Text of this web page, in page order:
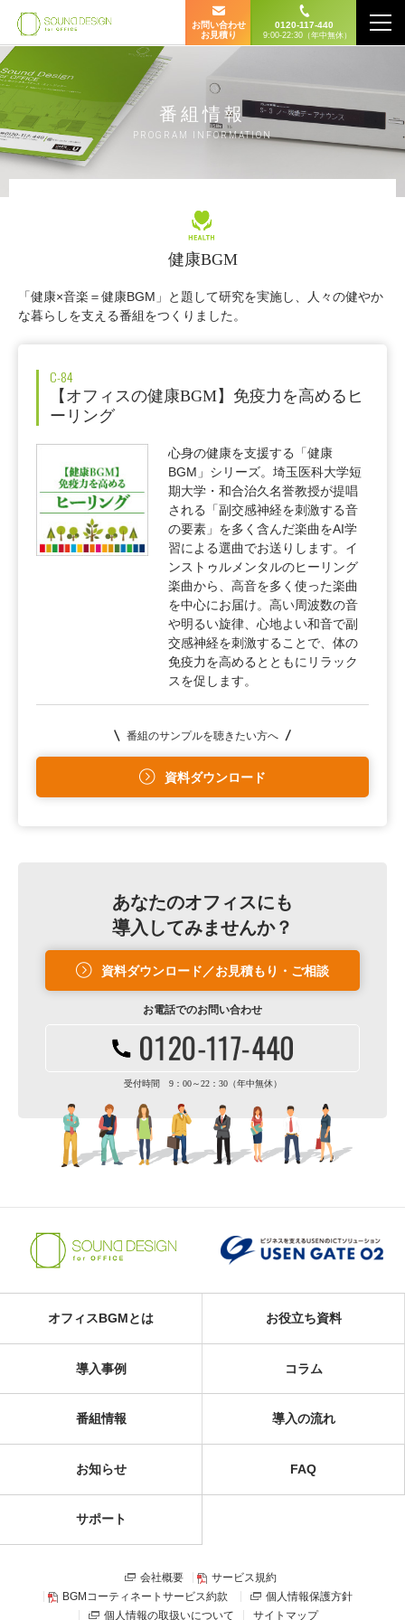
お問い合わせ
お見積り
0120-117-440
9:00-22:30（年中無休）
番組情報
PROGRAM INFORMATION
健康BGM
「健康×音楽＝健康BGM」と題して研究を実施し、人々の健やか
な暮らしを支える番組をつくりました。
C-84
【オフィスの健康BGM】免疫力を高めるヒ
ーリング
心身の健康を支援する「健康
BGM」シリーズ。埼玉医科大学短
期大学・和合治久名誉教授が提唱
される「副交感神経を刺激する音
の要素」を多く含んだ楽曲をAI学
習による選曲でお送りします。イ
ンストゥルメンタルのヒーリング
楽曲から、高音を多く使った楽曲
を中心にお届け。高い周波数の音
や明るい旋律、心地よい和音で副
交感神経を刺激することで、体の
免疫力を高めるとともにリラック
スを促します。
番組のサンプルを聴きたい方へ
資料ダウンロード
あなたのオフィスにも
導入してみませんか？
資料ダウンロード／お見積もり・ご相談
お電話でのお問い合わせ
受付時間 9：00～22：30（年中無休）
オフィスBGMとは お役立ち資料
導入事例 コラム
番組情報 導入の流れ
お知らせ FAQ
サポート
会社概要
サービス規約
BGMコーティネートサービス約款
個人情報保護方針
個人情報の取扱いについて
サイトマップ